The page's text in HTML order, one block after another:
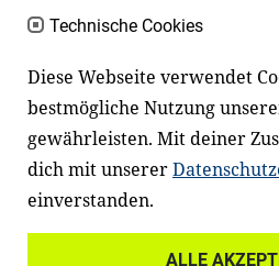
Newsletter
Facebook
Technische Cookies
Diese Webseite verwendet
bestmögliche Nutzung
gewährleisten. Mit deiner
dich mit unserer
einverstanden.
ALLE